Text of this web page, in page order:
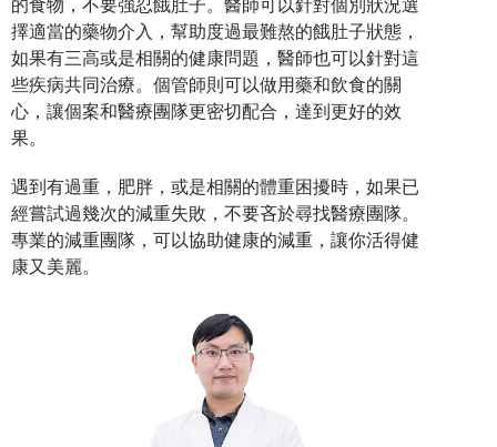
的食物，不要強忍餓肚子。醫師可以針對個別狀況選
擇適當的藥物介入，幫助度過最難熬的餓肚子狀態，
如果有三高或是相關的健康問題，醫師也可以針對這
些疾病共同治療。個管師則可以做用藥和飲食的關
心，讓個案和醫療團隊更密切配合，達到更好的效
果。
遇到有過重，肥胖，或是相關的體重困擾時，如果已
經嘗試過幾次的減重失敗，不要吝於尋找醫療團隊。
專業的減重團隊，可以協助健康的減重，讓你活得健
康又美麗。